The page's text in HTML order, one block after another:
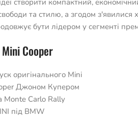
створити компактний,
та стилю, а згодом
бути лідером у сегменті
Mini Cooper
оригінального Mini
Джоном Купером
Carlo Rally
під BMW